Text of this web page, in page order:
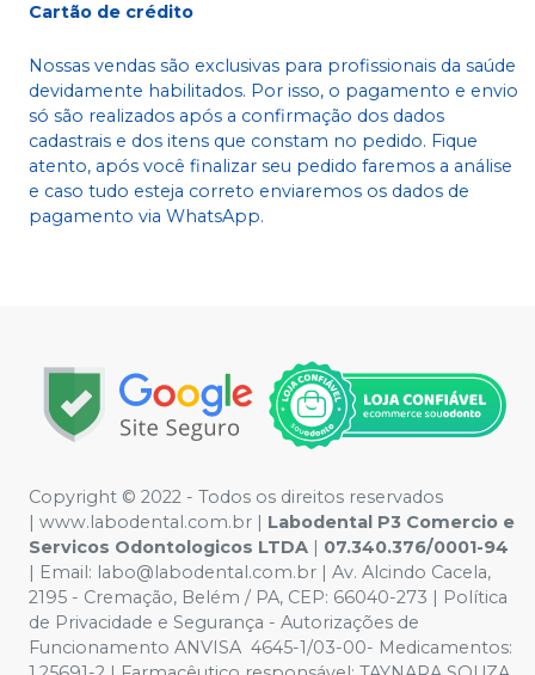
Cartão de crédito
Nossas vendas são exclusivas para profissionais da saúde
devidamente habilitados. Por isso, o pagamento e envio
só são realizados após a confirmação dos dados
cadastrais e dos itens que constam no pedido. Fique
atento, após você finalizar seu pedido faremos a análise
e caso tudo esteja correto enviaremos os dados de
pagamento via WhatsApp.
Copyright © 2022 - Todos os direitos reservados
| www.labodental.com.br | Labodental P3 Comercio e
Servicos Odontologicos LTDA | 07.340.376/0001-94
| Email: labo@labodental.com.br | Av. Alcindo Cacela,
2195 - Cremação, Belém / PA, CEP: 66040-273 | Política
de Privacidade e Segurança - Autorizações de
Funcionamento ANVISA 4645-1/03-00- Medicamentos: